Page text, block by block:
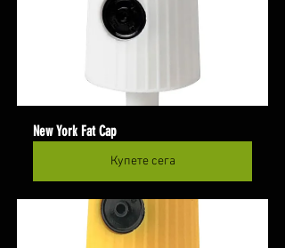
New York Fat Cap
Купете сега